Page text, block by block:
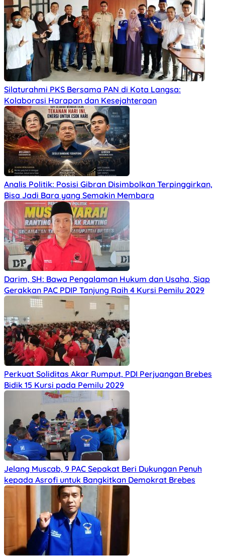
Silaturahmi PKS Bersama PAN di Kota Langsa:
Kolaborasi Harapan dan Kesejahteraan
Analis Politik: Posisi Gibran Disimbolkan Terpinggirkan,
Bisa Jadi Bara yang Semakin Membara
Darim, SH: Bawa Pengalaman Hukum dan Usaha, Siap
Gerakkan PAC PDIP Tanjung Raih 4 Kursi Pemilu 2029
Perkuat Soliditas Akar Rumput, PDI Perjuangan Brebes
Bidik 15 Kursi pada Pemilu 2029
Jelang Muscab, 9 PAC Sepakat Beri Dukungan Penuh
kepada Asrofi untuk Bangkitkan Demokrat Brebes